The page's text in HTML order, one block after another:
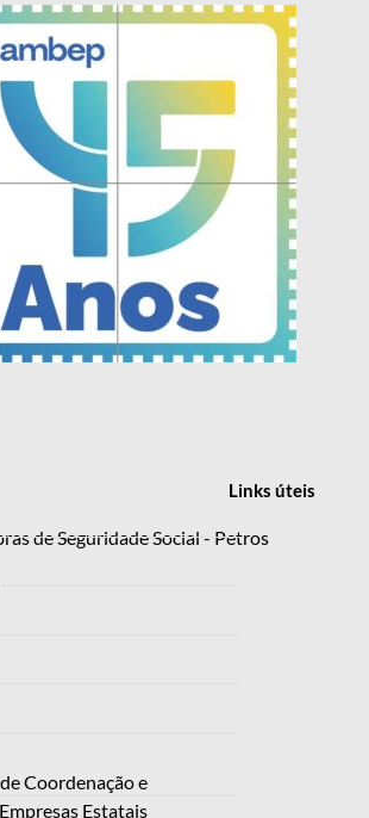
Linksúteis
de Seguridade Social - Petros
Coordenação e
Estatais